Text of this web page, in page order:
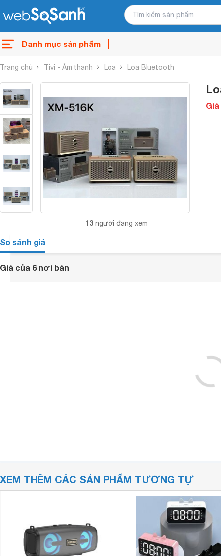
Danh mục sản phẩm
Trang chủ Tivi - Âm thanh Loa Loa Bluetooth
13 người đang xem
So sánh giá
Giá của 6 nơi bán
XEM THÊM CÁC SẢN PHẨM TƯƠNG TỰ